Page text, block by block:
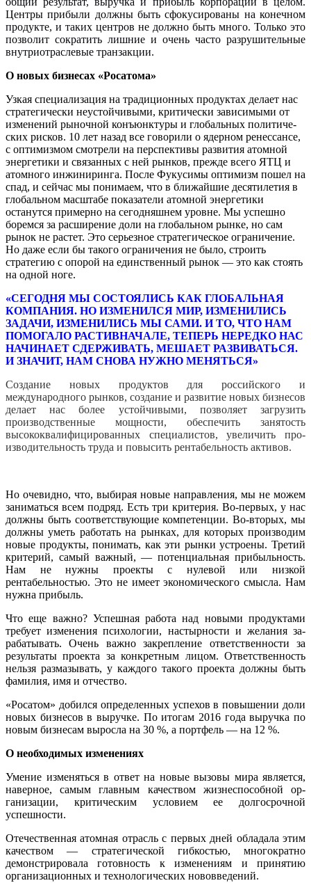
Центры прибыли должны быть сфокусированы на конечном
продукте, и таких центров не должно быть много. Только это
позволит сократить лишние и очень часто разрушительные
внутриотрасле­вые транзакции.
О новых бизнесах «Росатома»
Узкая специализация на традицион­ных продуктах делает нас
стратегиче­ски неустойчивыми, критически за­висимыми от
изменений рыночной конъюнктуры и глобальных политиче­
ских рисков. 10 лет назад все говори­ли о ядерном ренессансе,
с оптимиз­мом смотрели на перспективы развития атомной
энергетики и связанных с ней рынков, прежде всего ЯТЦ и
атомно­го инжиниринга. После Фукусимы оп­тимизм пошел на
спад, и сейчас мы понимаем, что в ближайшие десятиле­тия в
глобальном масштабе показатели атомной энергетики
останутся пример­но на сегодняшнем уровне. Мы успеш­но
боремся за расширение доли на гло­бальном рынке, но сам
рынок не растет. Это серьезное стратегическое ограниче­ние.
Но даже если бы такого ограниче­ния не было, строить
стратегию с опо­рой на единственный рынок — это как стоять
на одной ноге.
«СЕГОДНЯ МЫ СОСТОЯЛИСЬ КАК ГЛОБАЛЬНАЯ
КОМПАНИЯ. НО ИЗМЕНИЛСЯ МИР, ИЗМЕНИЛИСЬ
ЗАДАЧИ, ИЗМЕНИЛИСЬ МЫ САМИ. И ТО, ЧТО НАМ
ПОМОГАЛО РАСТИВНАЧАЛЕ, ТЕПЕРЬ НЕРЕДКО НАС
НАЧИНАЕТ СДЕРЖИВАТЬ, МЕШАЕТ РАЗВИВАТЬСЯ.
И ЗНАЧИТ, НАМ СНОВА НУЖНО МЕНЯТЬСЯ»
Создание новых продуктов для рос­сийского и
международного рынков, со­здание и развитие новых бизнесов
де­лает нас более устойчивыми, позволяет загрузить
производственные мощности, обеспечить занятость
высококвалифици­рованных специалистов, увеличить про­
изводительность труда и повысить рента­бельность активов.
Но очевидно, что, выбирая новые на­правления, мы не можем
заниматься всем подряд. Есть три критерия. Во-пер­вых, у нас
должны быть соответствующие компетенции. Во-вторых, мы
должны уметь работать на рынках, для которых производим
новые продукты, понимать, как эти рынки устроены. Третий
крите­рий, самый важный, — потенциальная прибыльность.
Нам не нужны проекты с нулевой или низкой
рентабельностью. Это не имеет экономического смысла. Нам
нужна прибыль.
Что еще важно? Успешная работа над новыми продуктами
требует изменения психологии, настырности и желания за­
рабатывать. Очень важно закрепление ответственности за
результаты проек­та за конкретным лицом. Ответствен­ность
нельзя размазывать, у каждого та­кого проекта должны быть
фамилия, имя и отчество.
«Росатом» добился определенных успе­хов в повышении доли
новых бизнесов в выручке. По итогам 2016 года выруч­ка по
новым бизнесам выросла на 30 %, а портфель — на 12 %.
О необходимых изменениях
Умение изменяться в ответ на новые вы­зовы мира является,
наверное, самым главным качеством жизнеспособной ор­
ганизации, критическим условием ее долгосрочной
успешности.
Отечественная атомная отрасль с пер­вых дней обладала этим
качеством — стратегической гибкостью, многократно
демонстрировала готовность к изме­нениям и принятию
организационных и технологических нововведений.